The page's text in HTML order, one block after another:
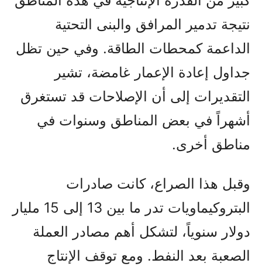
نتيجة تدمير المرافق والبنى التحتية
الداعمة كمحطات الطاقة. وفي حين تظل
جداول إعادة الإعمار غامضة، تشير
التقديرات إلى أن الإصلاحات قد تستغرق
أشهراً في بعض المناطق وسنوات في
مناطق أخرى.
وقبل هذا الصراع، كانت صادرات
البتروكيماويات تدر ما بين 13 إلى 15 مليار
دولار سنوياً، لتشكل أهم مصادر العملة
الصعبة بعد النفط. ومع توقف الإنتاج